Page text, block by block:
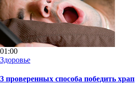
01:00
Здоровье
3 проверенных способа победить храп